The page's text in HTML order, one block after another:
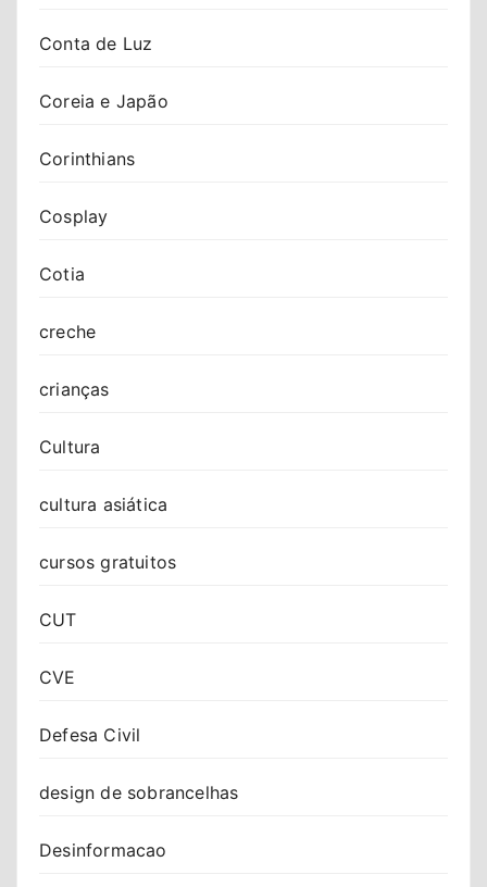
Conta de Luz
Coreia e Japão
Corinthians
Cosplay
Cotia
creche
crianças
Cultura
cultura asiática
cursos gratuitos
CUT
CVE
Defesa Civil
design de sobrancelhas
Desinformacao